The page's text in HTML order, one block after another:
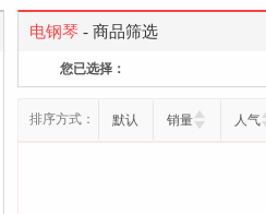
电钢琴 - 商品筛选
您已选择：
排序方式： 默认 销量 人气